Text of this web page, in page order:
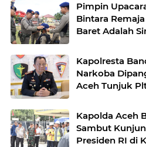
Pimpin
Bintara
Baret Adalah
Kapolresta
Narkoba
Aceh Tunjuk
Kapolda Aceh
Sambut
Presiden RI di